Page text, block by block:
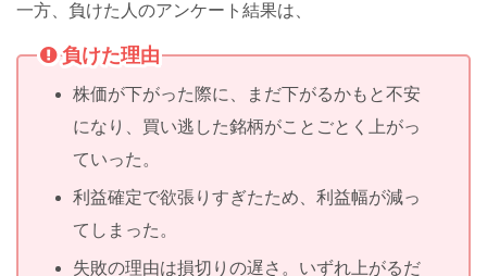
一方、負けた人のアンケート結果は、
負けた理由
株価が下がった際に、まだ下がるかもと不安
になり、買い逃した銘柄がことごとく上がっ
ていった。
利益確定で欲張りすぎたため、利益幅が減っ
てしまった。
失敗の理由は損切りの遅さ。いずれ上がるだ